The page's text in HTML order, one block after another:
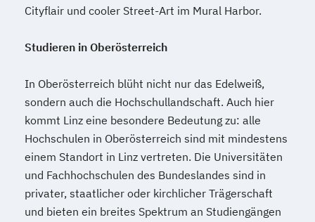
Cityflair und cooler Street-Art im Mural Harbor.
Studieren in Oberösterreich
In Oberösterreich blüht nicht nur das Edelweiß,
sondern auch die Hochschullandschaft. Auch hier
kommt Linz eine besondere Bedeutung zu: alle
Hochschulen in Oberösterreich sind mit mindestens
einem Standort in Linz vertreten. Die Universitäten
und Fachhochschulen des Bundeslandes sind in
privater, staatlicher oder kirchlicher Trägerschaft
und bieten ein breites Spektrum an Studiengängen